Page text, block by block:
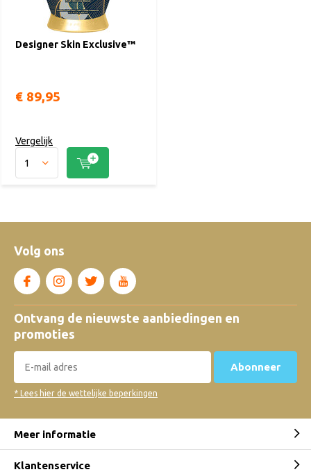
Designer Skin Exclusive™
€ 89,95
Vergelijk
Volg ons
Ontvang de nieuwste aanbiedingen en
promoties
Abonneer
* Lees hier de wettelijke beperkingen
Meer informatie
Klantenservice